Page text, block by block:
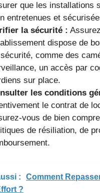
que les installations
entretenues et
la sécurité :
dispose de
comme des
un accès par
sur place.
les conditions
le contrat de
vous de bien
de résiliation, de
:
Comment
?